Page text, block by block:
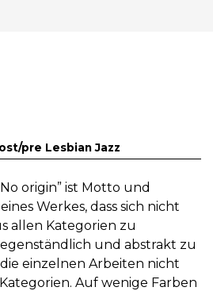
pre Lesbian Jazz
origin” ist Motto und
Werkes, dass sich nicht
allen Kategorien zu
und abstrakt zu
einzelnen Arbeiten nicht
Auf wenige Farben